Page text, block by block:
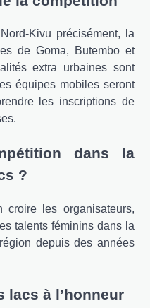
Kivu précisément, la
de Goma, Butembo et
extra urbaines sont
équipes mobiles seront
les inscriptions de
dans la
?
croire les organisateurs,
talents féminins dans la
depuis des années
lacs à l’honneur